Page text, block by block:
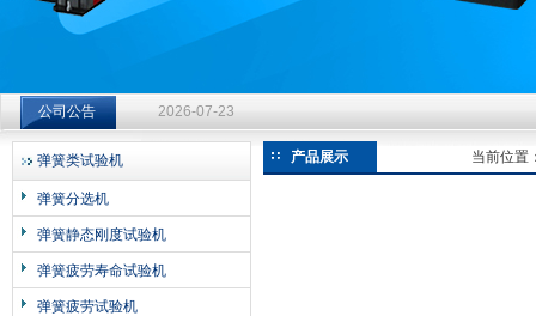
公司公告 2026-07-23
钻杆扭转试验台选型指南：从额定扭矩到加载频率的工况适配
2026-07-23
钻杆扭转试验台选型指南：从额定扭矩到加载频率的工况适配
2026-07-23
弹簧类试验机
弹簧分选机
弹簧静态刚度试验机
弹簧疲劳寿命试验机
弹簧疲劳试验机
产品展示 当前位置